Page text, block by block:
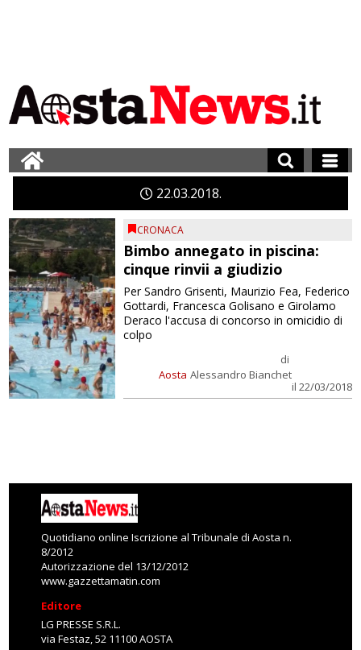
2203 2018
CRONACA
Bimbo annegato in piscina:
cinque rinvii a giudizio
Aosta
di
Alessandro Bianchet
il 22/03/2018
Per Sandro Grisenti, Maurizio Fea, Federico
Gottardi, Francesca Golisano e Girolamo
Deraco l'accusa di concorso in omicidio di
colpo
Quotidiano online Iscrizione al Tribunale di Aosta n.
8/2012
Autorizzazione del 13/12/2012
www.gazzettamatin.com
Editore
LG PRESSE S.R.L.
via Festaz, 52 11100 AOSTA